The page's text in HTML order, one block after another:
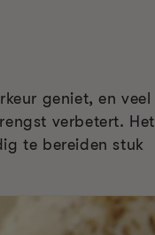
geniet, en veel
verbetert. Het
te bereiden stuk